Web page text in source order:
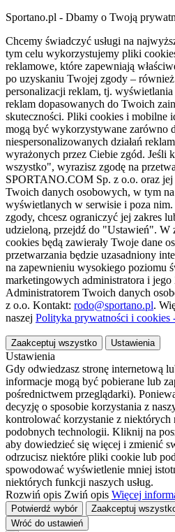
Sportano.pl - Dbamy o Twoją
Chcemy świadczyć usługi na
tym celu wykorzystujemy pliki
reklamowe, które zapewniają
po uzyskaniu Twojej zgody –
personalizacji reklam, tj.
reklam dopasowanych do Twoich
skuteczności. Pliki cookies i mobilne
mogą być wykorzystywane zarówno
niespersonalizowanych działań
wyrażonych przez Ciebie zgód. Jeśli
wszystko", wyrazisz zgodę na
SPORTANO.COM Sp. z o.o. oraz
Twoich danych osobowych, w tym
wyświetlanych w serwisie i poza nim.
zgody, chcesz ograniczyć jej zakres
udzieloną, przejdź do "Ustawień". W
cookies będą zawierały Twoje dane
przetwarzania będzie uzasadniony
na zapewnieniu wysokiego poziomu
marketingowych administratora i jego
Administratorem Twoich danych
z o.o. Kontakt: rodo@sportano.pl.
naszej Polityka prywatności i cookies
Zaakceptuj wszystko Ustawienia
Ustawienia
Gdy odwiedzasz stronę internetową
informacje mogą być pobierane lub
pośrednictwem przeglądarki).
decyzję o sposobie korzystania z
kontrolować korzystanie z
podobnych technologii. Kliknij na
aby dowiedzieć się więcej i zmienić
odrzucisz niektóre pliki cookie lub
spowodować wyświetlenie mniej
niektórych funkcji naszych usług.
Rozwiń opis Zwiń opis Więcej
Potwierdź wybór
Zaakceptuj
Wróć do ustawień